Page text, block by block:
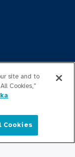
Polski
site and to
Cookies,”
Cookies